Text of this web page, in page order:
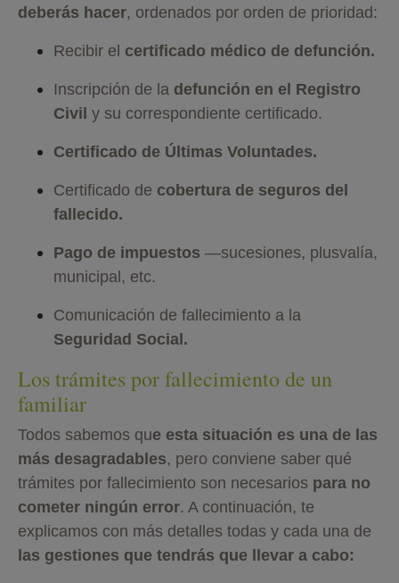
deberás hacer, ordenados por orden de prioridad:
Recibir el certificado médico de defunción.
Inscripción de la defunción en el Registro
Civil y su correspondiente certificado.
Certificado de Últimas Voluntades.
Certificado de cobertura de seguros del
fallecido.
Pago de impuestos —sucesiones, plusvalía,
municipal, etc.
Comunicación de fallecimiento a la
Seguridad Social.
Los trámites por fallecimiento de un
familiar
Todos sabemos que esta situación es una de las
más desagradables, pero conviene saber qué
trámites por fallecimiento son necesarios para no
cometer ningún error. A continuación, te
explicamos con más detalles todas y cada una de
las gestiones que tendrás que llevar a cabo: